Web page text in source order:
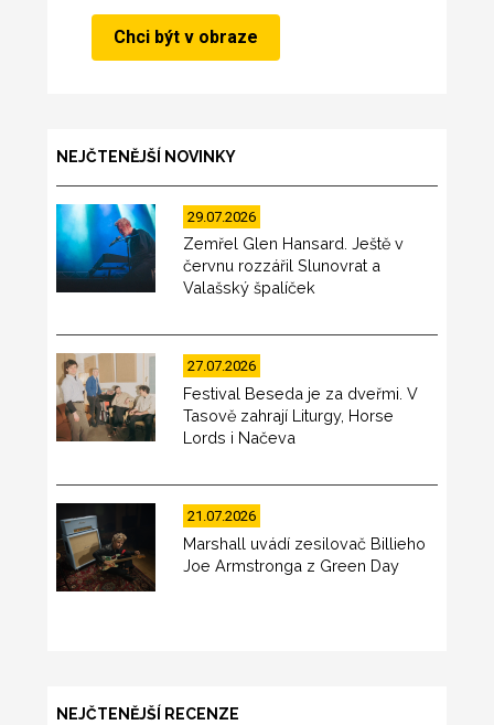
NEJČTENĚJŠÍ NOVINKY
29.07.2026
Zemřel Glen Hansard. Ještě v
červnu rozzářil Slunovrat a
Valašský špalíček
27.07.2026
Festival Beseda je za dveřmi. V
Tasově zahrají Liturgy, Horse
Lords i Načeva
21.07.2026
Marshall uvádí zesilovač Billieho
Joe Armstronga z Green Day
NEJČTENĚJŠÍ RECENZE